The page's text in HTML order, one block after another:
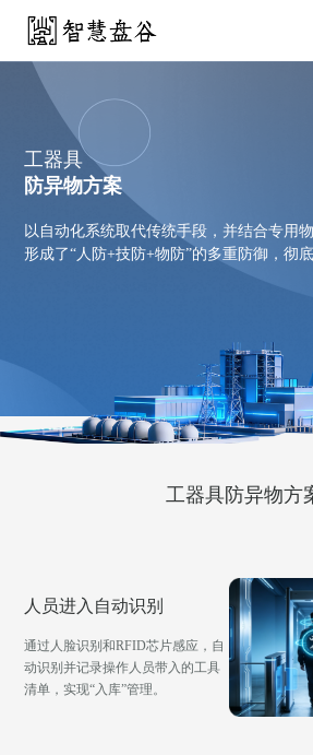
工器具
防异物方案
以自动化系统取代传统手段，并结合专用物
形成了“人防+技防+物防”的多重防御，彻
工器具防异物方
人员进入自动识别
通过人脸识别和RFID芯片感应，自
动识别并记录操作人员带入的工具
清单，实现“入库”管理。